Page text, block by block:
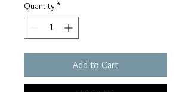
Quantity *
Add to Cart